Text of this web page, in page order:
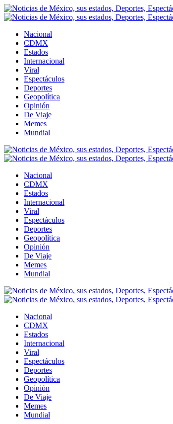
Nacional
CDMX
Estados
Internacional
Viral
Espectáculos
Deportes
Geopolítica
Opinión
De Viaje
Memes
Mundial
Nacional
CDMX
Estados
Internacional
Viral
Espectáculos
Deportes
Geopolítica
Opinión
De Viaje
Memes
Mundial
Nacional
CDMX
Estados
Internacional
Viral
Espectáculos
Deportes
Geopolítica
Opinión
De Viaje
Memes
Mundial